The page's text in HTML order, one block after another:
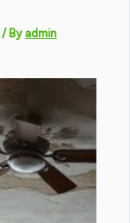
/ Byadmin